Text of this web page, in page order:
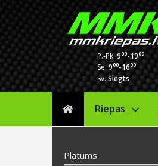
P.-Pk.900-1900
Se.900-1600
Sv.Slēgts
Riepas
Platums